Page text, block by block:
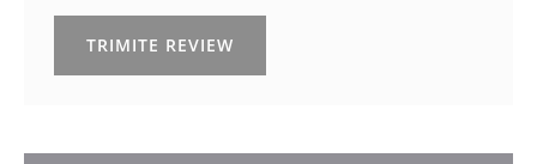
TRIMITE REVIEW